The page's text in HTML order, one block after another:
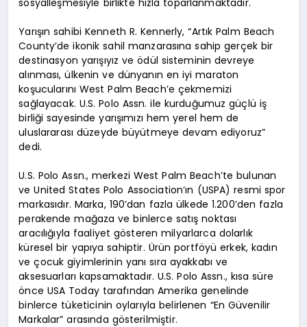
Yarışın sahibi Kenneth R. Kennerly, “Artık Palm Beach
County’de ikonik sahil manzarasına sahip gerçek bir
destinasyon yarışıyız ve ödül sisteminin devreye
alınması, ülkenin ve dünyanın en iyi maraton
koşucularını West Palm Beach’e çekmemizi
sağlayacak. U.S. Polo Assn. ile kurduğumuz güçlü iş
birliği sayesinde yarışımızı hem yerel hem de
uluslararası düzeyde büyütmeye devam ediyoruz”
dedi.
U.S. Polo Assn., merkezi West Palm Beach’te bulunan
ve United States Polo Association’ın (USPA) resmi spor
markasıdır. Marka, 190’dan fazla ülkede 1.200’den fazla
perakende mağaza ve binlerce satış noktası
aracılığıyla faaliyet gösteren milyarlarca dolarlık
küresel bir yapıya sahiptir. Ürün portföyü erkek, kadın
ve çocuk giyimlerinin yanı sıra ayakkabı ve
aksesuarları kapsamaktadır. U.S. Polo Assn., kısa süre
önce USA Today tarafından Amerika genelinde
binlerce tüketicinin oylarıyla belirlenen “En Güvenilir
Markalar” arasında gösterilmiştir.